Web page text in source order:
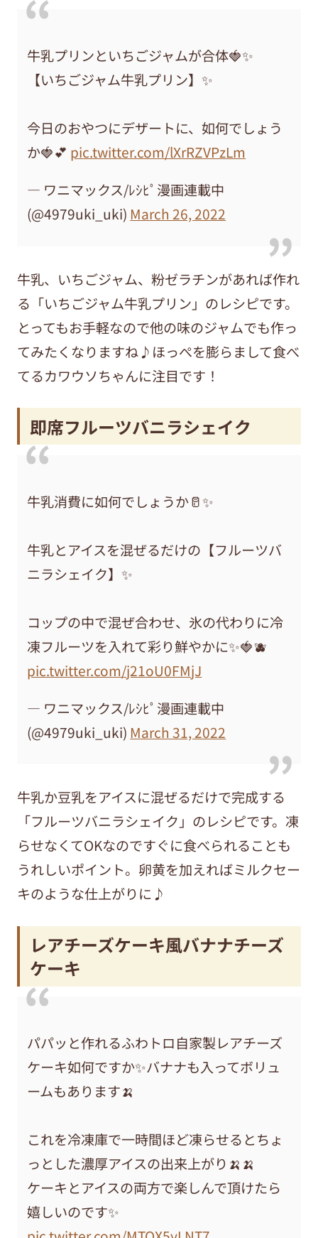
牛乳プリンといちごジャムが合体🍓✨
【いちごジャム牛乳プリン】✨
今日のおやつにデザートに、如何でしょう
か🍓💕 pic.twitter.com/lXrRZVPzLm
— ワニマックス/ﾚｼﾋﾟ漫画連載中
(@4979uki_uki) March 26, 2022
牛乳、いちごジャム、粉ゼラチンがあれば作れ
る「いちごジャム牛乳プリン」のレシピです。
とってもお手軽なので他の味のジャムでも作っ
てみたくなりますね♪ほっぺを膨らまして食べ
てるカワウソちゃんに注目です！
即席フルーツバニラシェイク
牛乳消費に如何でしょうか🥛✨
牛乳とアイスを混ぜるだけの【フルーツバ
ニラシェイク】✨
コップの中で混ぜ合わせ、氷の代わりに冷
凍フルーツを入れて彩り鮮やかに✨🍓🫐
pic.twitter.com/j21oU0FMjJ
— ワニマックス/ﾚｼﾋﾟ漫画連載中
(@4979uki_uki) March 31, 2022
牛乳か豆乳をアイスに混ぜるだけで完成する
「フルーツバニラシェイク」のレシピです。凍
らせなくてOKなのですぐに食べられることも
うれしいポイント。卵黄を加えればミルクセー
キのような仕上がりに♪
レアチーズケーキ風バナナチーズ
ケーキ
パパッと作れるふわトロ自家製レアチーズ
ケーキ如何ですか✨バナナも入ってボリュ
ームもあります🍌
これを冷凍庫で一時間ほど凍らせるとちょ
っとした濃厚アイスの出来上がり🍌🍌
ケーキとアイスの両方で楽しんで頂けたら
嬉しいのです✨